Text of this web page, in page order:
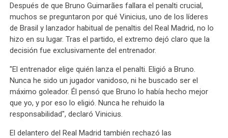
Después de que Bruno Guimarães fallara el penalti crucial,
muchos se preguntaron por qué Vinicius, uno de los líderes
de Brasil y lanzador habitual de penaltis del Real Madrid, no lo
hizo en su lugar. Tras el partido, el extremo dejó claro que la
decisión fue exclusivamente del entrenador.
"El entrenador elige quién lanza el penalti. Eligió a Bruno.
Nunca he sido un jugador vanidoso, ni he buscado ser el
máximo goleador. Él pensó que Bruno lo había hecho mejor
que yo, y por eso lo eligió. Nunca he rehuido la
responsabilidad", declaró Vinicius.
El delantero del Real Madrid también rechazó las